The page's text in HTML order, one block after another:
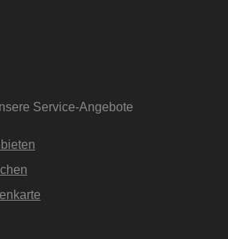
Service-Angebote